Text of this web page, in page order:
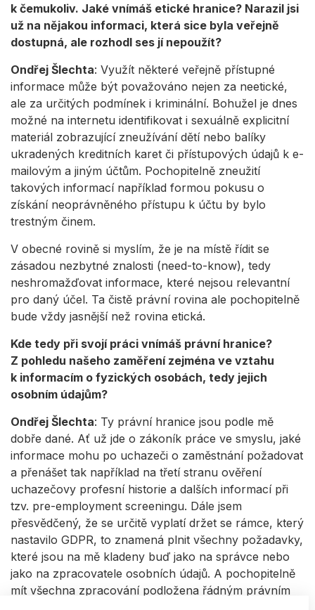
k čemukoliv. Jaké vnímáš etické hranice? Narazil jsi
už na nějakou informaci, která sice byla veřejně
dostupná, ale rozhodl ses jí nepoužít?
Ondřej Šlechta: Využít některé veřejně přístupné
informace může být považováno nejen za neetické,
ale za určitých podmínek i kriminální. Bohužel je dnes
možné na internetu identifikovat i sexuálně explicitní
materiál zobrazující zneužívání dětí nebo balíky
ukradených kreditních karet či přístupových údajů k e-
mailovým a jiným účtům. Pochopitelně zneužití
takových informací například formou pokusu o
získání neoprávněného přístupu k účtu by bylo
trestným činem.
V obecné rovině si myslím, že je na místě řídit se
zásadou nezbytné znalosti (need-to-know), tedy
neshromažďovat informace, které nejsou relevantní
pro daný účel. Ta čistě právní rovina ale pochopitelně
bude vždy jasnější než rovina etická.
Kde tedy při svojí práci vnímáš právní hranice?
Z pohledu našeho zaměření zejména ve vztahu
k informacím o fyzických osobách, tedy jejich
osobním údajům?
Ondřej Šlechta: Ty právní hranice jsou podle mě
dobře dané. Ať už jde o zákoník práce ve smyslu, jaké
informace mohu po uchazeči o zaměstnání požadovat
a přenášet tak například na třetí stranu ověření
uchazečovy profesní historie a dalších informací při
tzv. pre-employment screeningu. Dále jsem
přesvědčený, že se určitě vyplatí držet se rámce, který
nastavilo GDPR, to znamená plnit všechny požadavky,
které jsou na mě kladeny buď jako na správce nebo
jako na zpracovatele osobních údajů. A pochopitelně
mít všechna zpracování podložena řádným právním